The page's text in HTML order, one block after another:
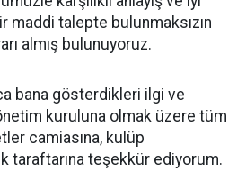
maddi talepte bulunmaksızın
almış bulunuyoruz.
bana gösterdikleri ilgi ve
kuruluna olmak üzere tüm
camiasına, kulüp
taraftarına teşekkür ediyorum.